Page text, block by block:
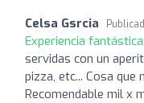
Celsa Gsrcia
Experiencia fantástica:
servidas con un
pizza, etc... Cosa que
Recomendable mil x